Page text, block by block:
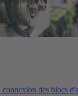
connexion des blocs